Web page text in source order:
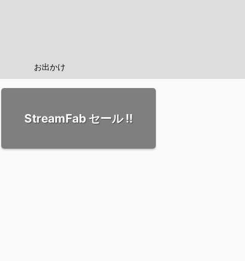
お出かけ
StreamFab セール !!